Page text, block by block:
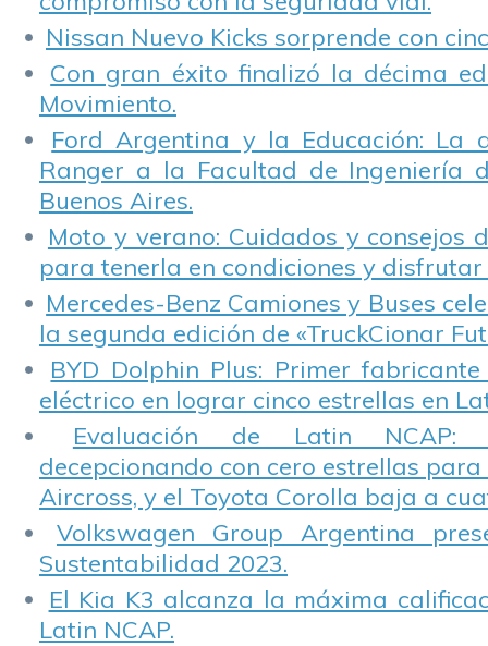
Nissan Nuevo Kicks sorprende con
Con gran éxito finalizó la décima
Movimiento.
Ford Argentina y la Educación: La
Ranger a la Facultad de Ingeniería
Buenos Aires.
Moto y verano: Cuidados y consejos
para tenerla en condiciones y disfrutar
Mercedes-Benz Camiones y Buses
la segunda edición de «TruckCionar
BYD Dolphin Plus: Primer
eléctrico en lograr cinco estrellas en
Evaluación de Latin NCAP:
decepcionando con cero estrellas para
Aircross, y el Toyota Corolla baja a
Volkswagen Group Argentina
Sustentabilidad 2023.
El Kia K3 alcanza la máxima
Latin NCAP.